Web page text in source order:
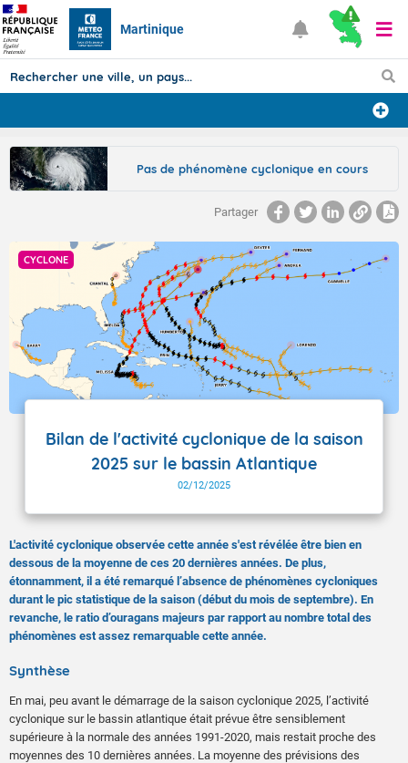
Martinique
Prévisions
Articles
Pas de phénomène cyclonique en cours
Partager
CYCLONE
Bilan de l'activité cyclonique de la saison
2025 sur le bassin Atlantique
02/12/2025
L'activité cyclonique observée cette année s'est révélée être bien en
dessous de la moyenne de ces 20 dernières années. De plus,
étonnamment, il a été remarqué l’absence de phénomènes cycloniques
durant le pic statistique de la saison (début du mois de septembre). En
revanche, le ratio d’ouragans majeurs par rapport au nombre total des
phénomènes est assez remarquable cette année.
Synthèse
En mai, peu avant le démarrage de la saison cyclonique 2025, l’activité
cyclonique sur le bassin atlantique était prévue être sensiblement
supérieure à la normale des années 1991-2020, mais restait proche des
moyennes des 10 dernières années. La moyenne des prévisions des